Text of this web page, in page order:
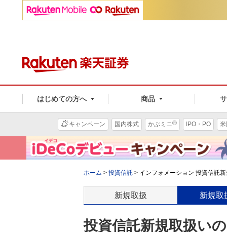
はじめての方へ 商品
キャンペーン 国内株式 かぶミニ® IPO・PO
ホーム > 投資信託 > インフォメーション 投資信託
新規取扱 新規取
投資信託新規取扱い